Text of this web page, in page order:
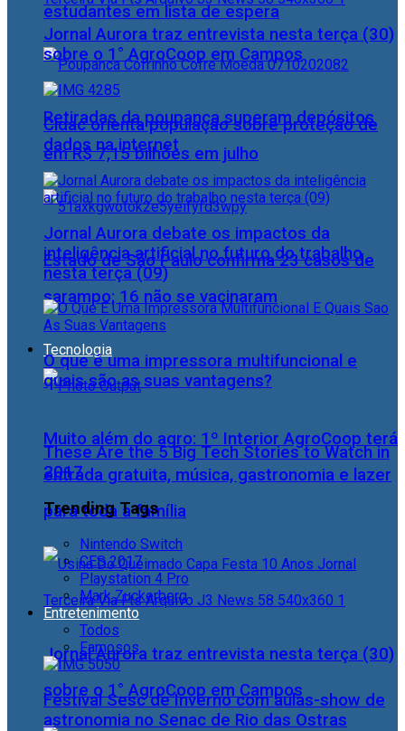
estudantes em lista de espera
Retiradas da poupança superam depósitos
em R$ 7,15 bilhões em julho
Estado de São Paulo confirma 23 casos de
sarampo; 16 não se vacinaram
Tecnologia
Muito além do agro: 1º Interior AgroCoop terá
entrada gratuita, música, gastronomia e lazer
para toda a família
Jornal Aurora traz entrevista nesta terça (30)
sobre o 1° AgroCoop em Campos
Jornal Aurora traz entrevista nesta terça (30)
sobre o 1° AgroCoop em Campos
Cidac orienta população sobre proteção de
dados na internet
Jornal Aurora debate os impactos da
inteligência artificial no futuro do trabalho
nesta terça (09)
O que é uma impressora multifuncional e
quais são as suas vantagens?
These Are the 5 Big Tech Stories to Watch in
2017
Trending Tags
Nintendo Switch
CES 2017
Playstation 4 Pro
Mark Zuckerberg
Entretenimento
Todos
Famosos
Festival Sesc de Inverno com aulas-show de
astronomia no Senac de Rio das Ostras